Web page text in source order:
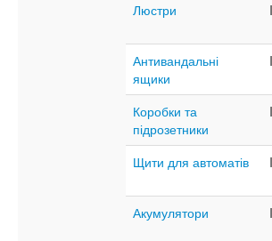
Люстри
Антивандальні
ящики
Коробки та
підрозетники
Щити для автоматів
Акумулятори